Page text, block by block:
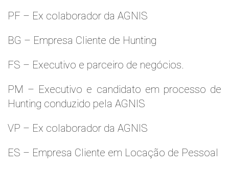
PF – Ex colaborador da AGNIS
BG – Empresa Cliente de Hunting
FS – Executivo e parceiro de negócios.
PM – Executivo e candidato em processo de
Hunting conduzido pela AGNIS
VP – Ex colaborador da AGNIS
ES – Empresa Cliente em Locação de Pessoal